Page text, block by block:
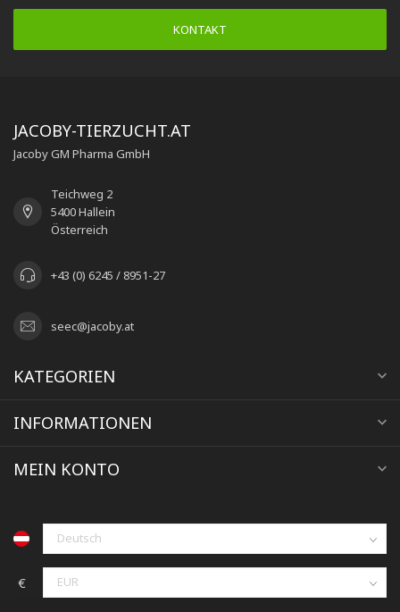
KONTAKT
JACOBY-TIERZUCHT.AT
Jacoby GM Pharma GmbH
Teichweg 2
5400 Hallein
Österreich
+43 (0) 6245 / 8951-27
seec@jacoby.at
KATEGORIEN
INFORMATIONEN
MEIN KONTO
€